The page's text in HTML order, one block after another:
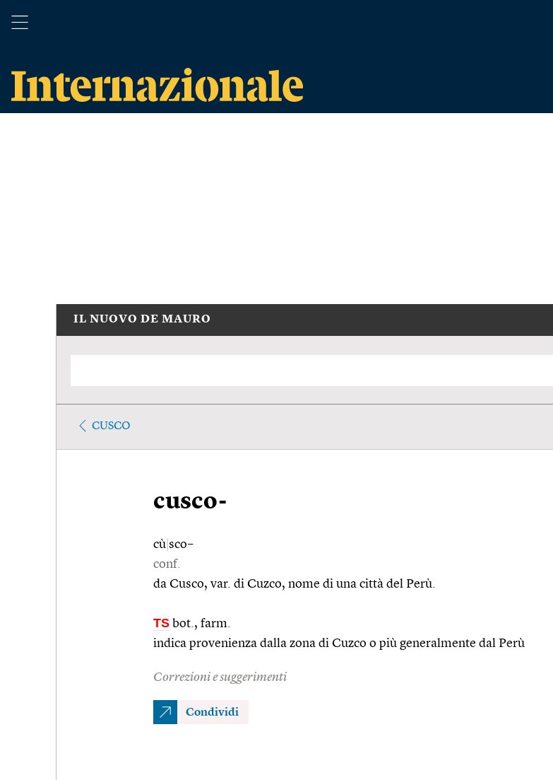
IL NUOVO DE MAURO
CUSCO
cusco-
cù sco–
conf.
da Cusco, var. di Cuzco, nome di una città del Perù.
TS bot., farm.
indica provenienza dalla zona di Cuzco o più generalmente dal Perù
Correzioni e suggerimenti
Condividi